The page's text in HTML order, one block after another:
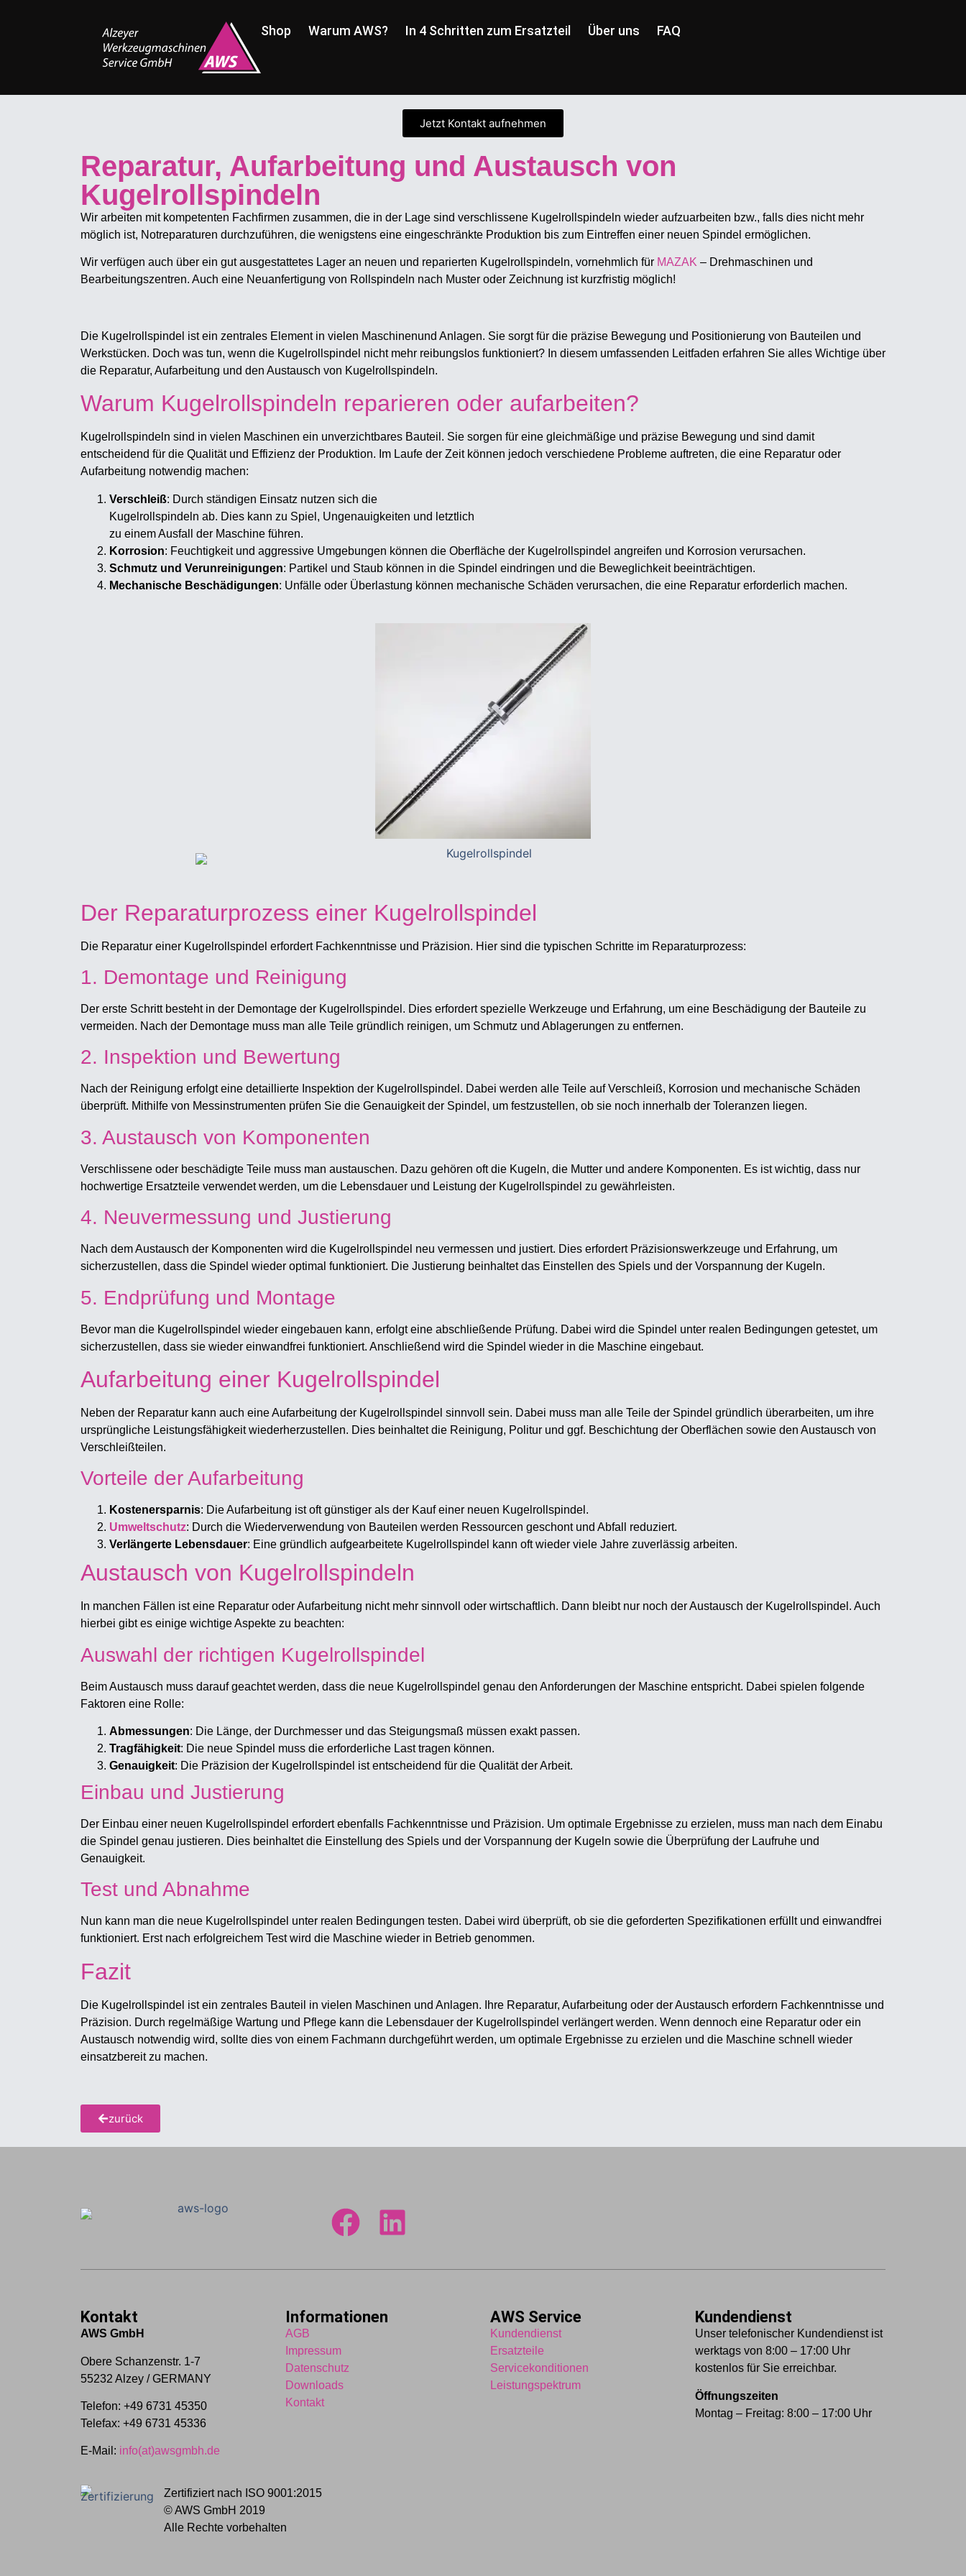
Shop Warum AWS? In 4 Schritten zum Ersatzteil Über uns FAQ
Jetzt Kontakt aufnehmen
Reparatur, Aufarbeitung und Austausch von
Kugelrollspindeln
Wir arbeiten mit kompetenten Fachfirmen zusammen, die in der Lage sind verschlissene Kugelrollspindeln wieder aufzuarbeiten bzw., falls dies nicht mehr
möglich ist, Notreparaturen durchzuführen, die wenigstens eine eingeschränkte Produktion bis zum Eintreffen einer neuen Spindel ermöglichen.
Wir verfügen auch über ein gut ausgestattetes Lager an neuen und reparierten Kugelrollspindeln, vornehmlich für MAZAK – Drehmaschinen und
Bearbeitungszentren. Auch eine Neuanfertigung von Rollspindeln nach Muster oder Zeichnung ist kurzfristig möglich!
Die Kugelrollspindel ist ein zentrales Element in vielen Maschinenund Anlagen. Sie sorgt für die präzise Bewegung und Positionierung von Bauteilen und
Werkstücken. Doch was tun, wenn die Kugelrollspindel nicht mehr reibungslos funktioniert? In diesem umfassenden Leitfaden erfahren Sie alles Wichtige über
die Reparatur, Aufarbeitung und den Austausch von Kugelrollspindeln.
Warum Kugelrollspindeln reparieren oder aufarbeiten?
Kugelrollspindeln sind in vielen Maschinen ein unverzichtbares Bauteil. Sie sorgen für eine gleichmäßige und präzise Bewegung und sind damit
entscheidend für die Qualität und Effizienz der Produktion. Im Laufe der Zeit können jedoch verschiedene Probleme auftreten, die eine Reparatur oder
Aufarbeitung notwendig machen:
Verschleiß: Durch ständigen Einsatz nutzen sich die
Kugelrollspindeln ab. Dies kann zu Spiel, Ungenauigkeiten und letztlich
zu einem Ausfall der Maschine führen.
Korrosion: Feuchtigkeit und aggressive Umgebungen können die Oberfläche der Kugelrollspindel angreifen und Korrosion verursachen.
Schmutz und Verunreinigungen: Partikel und Staub können in die Spindel eindringen und die Beweglichkeit beeinträchtigen.
Mechanische Beschädigungen: Unfälle oder Überlastung können mechanische Schäden verursachen, die eine Reparatur erforderlich machen.
Der Reparaturprozess einer Kugelrollspindel
Die Reparatur einer Kugelrollspindel erfordert Fachkenntnisse und Präzision. Hier sind die typischen Schritte im Reparaturprozess:
1. Demontage und Reinigung
Der erste Schritt besteht in der Demontage der Kugelrollspindel. Dies erfordert spezielle Werkzeuge und Erfahrung, um eine Beschädigung der Bauteile zu
vermeiden. Nach der Demontage muss man alle Teile gründlich reinigen, um Schmutz und Ablagerungen zu entfernen.
2. Inspektion und Bewertung
Nach der Reinigung erfolgt eine detaillierte Inspektion der Kugelrollspindel. Dabei werden alle Teile auf Verschleiß, Korrosion und mechanische Schäden
überprüft. Mithilfe von Messinstrumenten prüfen Sie die Genauigkeit der Spindel, um festzustellen, ob sie noch innerhalb der Toleranzen liegen.
3. Austausch von Komponenten
Verschlissene oder beschädigte Teile muss man austauschen. Dazu gehören oft die Kugeln, die Mutter und andere Komponenten. Es ist wichtig, dass nur
hochwertige Ersatzteile verwendet werden, um die Lebensdauer und Leistung der Kugelrollspindel zu gewährleisten.
4. Neuvermessung und Justierung
Nach dem Austausch der Komponenten wird die Kugelrollspindel neu vermessen und justiert. Dies erfordert Präzisionswerkzeuge und Erfahrung, um
sicherzustellen, dass die Spindel wieder optimal funktioniert. Die Justierung beinhaltet das Einstellen des Spiels und der Vorspannung der Kugeln.
5. Endprüfung und Montage
Bevor man die Kugelrollspindel wieder eingebauen kann, erfolgt eine abschließende Prüfung. Dabei wird die Spindel unter realen Bedingungen getestet, um
sicherzustellen, dass sie wieder einwandfrei funktioniert. Anschließend wird die Spindel wieder in die Maschine eingebaut.
Aufarbeitung einer Kugelrollspindel
Neben der Reparatur kann auch eine Aufarbeitung der Kugelrollspindel sinnvoll sein. Dabei muss man alle Teile der Spindel gründlich überarbeiten, um ihre
ursprüngliche Leistungsfähigkeit wiederherzustellen. Dies beinhaltet die Reinigung, Politur und ggf. Beschichtung der Oberflächen sowie den Austausch von
Verschleißteilen.
Vorteile der Aufarbeitung
Kostenersparnis: Die Aufarbeitung ist oft günstiger als der Kauf einer neuen Kugelrollspindel.
Umweltschutz: Durch die Wiederverwendung von Bauteilen werden Ressourcen geschont und Abfall reduziert.
Verlängerte Lebensdauer: Eine gründlich aufgearbeitete Kugelrollspindel kann oft wieder viele Jahre zuverlässig arbeiten.
Austausch von Kugelrollspindeln
In manchen Fällen ist eine Reparatur oder Aufarbeitung nicht mehr sinnvoll oder wirtschaftlich. Dann bleibt nur noch der Austausch der Kugelrollspindel. Auch
hierbei gibt es einige wichtige Aspekte zu beachten:
Auswahl der richtigen Kugelrollspindel
Beim Austausch muss darauf geachtet werden, dass die neue Kugelrollspindel genau den Anforderungen der Maschine entspricht. Dabei spielen folgende
Faktoren eine Rolle:
Abmessungen: Die Länge, der Durchmesser und das Steigungsmaß müssen exakt passen.
Tragfähigkeit: Die neue Spindel muss die erforderliche Last tragen können.
Genauigkeit: Die Präzision der Kugelrollspindel ist entscheidend für die Qualität der Arbeit.
Einbau und Justierung
Der Einbau einer neuen Kugelrollspindel erfordert ebenfalls Fachkenntnisse und Präzision. Um optimale Ergebnisse zu erzielen, muss man nach dem Einabu
die Spindel genau justieren. Dies beinhaltet die Einstellung des Spiels und der Vorspannung der Kugeln sowie die Überprüfung der Laufruhe und
Genauigkeit.
Test und Abnahme
Nun kann man die neue Kugelrollspindel unter realen Bedingungen testen. Dabei wird überprüft, ob sie die geforderten Spezifikationen erfüllt und einwandfrei
funktioniert. Erst nach erfolgreichem Test wird die Maschine wieder in Betrieb genommen.
Fazit
Die Kugelrollspindel ist ein zentrales Bauteil in vielen Maschinen und Anlagen. Ihre Reparatur, Aufarbeitung oder der Austausch erfordern Fachkenntnisse und
Präzision. Durch regelmäßige Wartung und Pflege kann die Lebensdauer der Kugelrollspindel verlängert werden. Wenn dennoch eine Reparatur oder ein
Austausch notwendig wird, sollte dies von einem Fachmann durchgeführt werden, um optimale Ergebnisse zu erzielen und die Maschine schnell wieder
einsatzbereit zu machen.
zurück
Kontakt
AWS GmbH
Obere Schanzenstr. 1-7
55232 Alzey / GERMANY
Telefon: +49 6731 45350
Telefax: +49 6731 45336
E-Mail: info(at)awsgmbh.de
Informationen
AGB
Impressum
Datenschutz
Downloads
Kontakt
AWS Service
Kundendienst
Ersatzteile
Servicekonditionen
Leistungspektrum
Kundendienst
Unser telefonischer Kundendienst ist
werktags von 8:00 – 17:00 Uhr
kostenlos für Sie erreichbar.
Öffnungszeiten
Montag – Freitag: 8:00 – 17:00 Uhr
Zertifiziert nach ISO 9001:2015
© AWS GmbH 2019
Alle Rechte vorbehalten